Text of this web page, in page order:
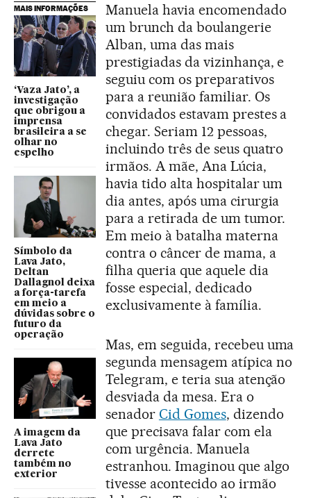
MAIS INFORMAÇÕES
‘Vaza Jato’, a
investigação
que obrigou a
imprensa
brasileira a se
olhar no
espelho
Símbolo da
Lava Jato,
Deltan
Dallagnol deixa
a força-tarefa
em meio a
dúvidas sobre o
futuro da
operação
A imagem da
Lava Jato
derrete
também no
exterior
Manuela havia encomendado
um brunch da boulangerie
Alban, uma das mais
prestigiadas da vizinhança, e
seguiu com os preparativos
para a reunião familiar. Os
convidados estavam prestes a
chegar. Seriam 12 pessoas,
incluindo três de seus quatro
irmãos. A mãe, Ana Lúcia,
havia tido alta hospitalar um
dia antes, após uma cirurgia
para a retirada de um tumor.
Em meio à batalha materna
contra o câncer de mama, a
filha queria que aquele dia
fosse especial, dedicado
exclusivamente à família.
Mas, em seguida, recebeu uma
segunda mensagem atípica no
Telegram, e teria sua atenção
desviada da mesa. Era o
senador Cid Gomes, dizendo
que precisava falar com ela
com urgência. Manuela
estranhou. Imaginou que algo
tivesse acontecido ao irmão